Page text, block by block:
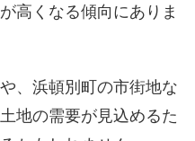
高くなる傾向にありま
、浜頓別町の市街地な
地の需要が見込めるた